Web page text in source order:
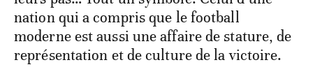
nation qui a compris que le football
moderne est aussi une affaire de stature, de
représentation et de culture de la victoire.